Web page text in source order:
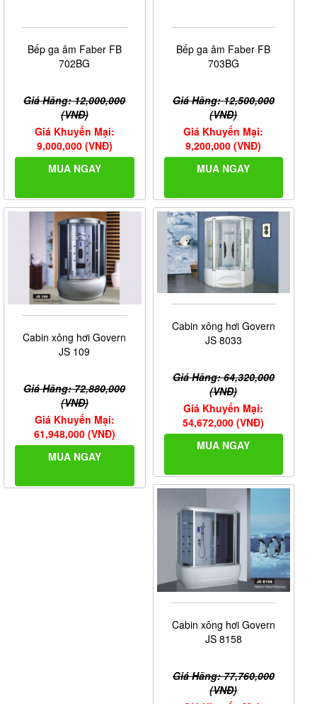
Bếp ga âm Faber FB
702BG
Giá Hãng: 12,000,000
(VNĐ)
Giá Khuyến Mại:
9,000,000 (VNĐ)
MUA NGAY
Bếp ga âm Faber FB
703BG
Giá Hãng: 12,500,000
(VNĐ)
Giá Khuyến Mại:
9,200,000 (VNĐ)
MUA NGAY
Cabin xông hơi Govern
JS 109
Giá Hãng: 72,880,000
(VNĐ)
Giá Khuyến Mại:
61,948,000 (VNĐ)
MUA NGAY
Cabin xông hơi Govern
JS 8033
Giá Hãng: 64,320,000
(VNĐ)
Giá Khuyến Mại:
54,672,000 (VNĐ)
MUA NGAY
Cabin xông hơi Govern
JS 8158
Giá Hãng: 77,760,000
(VNĐ)